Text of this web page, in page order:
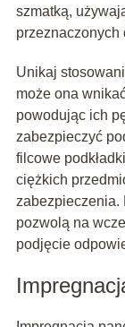
szmatką,
przeznaczonych
Unikaj
może ona
powodując ich
zabezpieczyć
filcowe
ciężkich
zabezpieczenia.
pozwolą na
podjęcie